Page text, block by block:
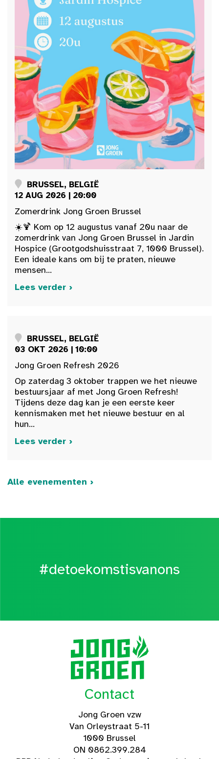
BRUSSEL, BELGIË
12 AUG 2026 | 20:00
Zomerdrink Jong Groen Brussel
☀️🍹 Kom op 12 augustus vanaf 20u naar de
zomerdrink van Jong Groen Brussel in Jardin
Hospice (Grootgodshuisstraat 7, 1000 Brussel).
Een ideale kans om bij te praten, nieuwe
mensen...
Lees verder ›
BRUSSEL, BELGIË
03 OKT 2026 | 10:00
Jong Groen Refresh 2026
Op zaterdag 3 oktober trappen we het nieuwe
bestuursjaar af met Jong Groen Refresh!
Tijdens deze dag kan je een eerste keer
kennismaken met het nieuwe bestuur en al
hun...
Lees verder ›
Alle evenementen ›
#detoekomstisvanons
Contact
Jong Groen vzw
Van Orleystraat 5-11
1000 Brussel
ON 0862.399.284